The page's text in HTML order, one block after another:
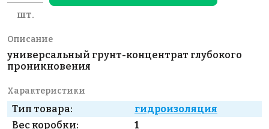
шт.
Описание
универсальный грунт-концентрат глубокого
проникновения
Характеристики
Тип товара:
гидроизоляция
Вес коробки:
1